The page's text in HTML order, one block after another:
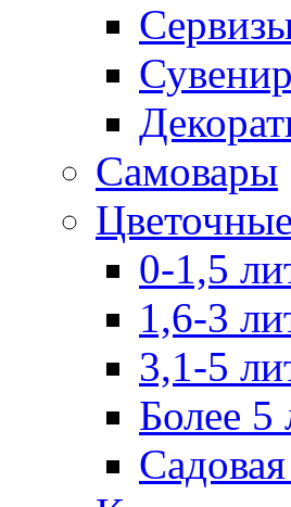
Самовары
0-1,5
1,6-3
3,1-5
Более 5